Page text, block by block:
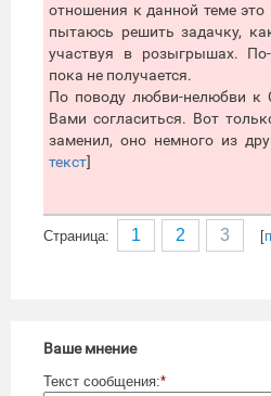
отношения к данной теме это
пытаюсь решить задачку,
участвуя в розыгрышах.
пока не получается.
По поводу любви-нелюбви к
Вами согласиться. Вот
заменил, оно немного из
текст]
Cтраница: 1 2 3 [
Ваше мнение
Текст сообщения:*